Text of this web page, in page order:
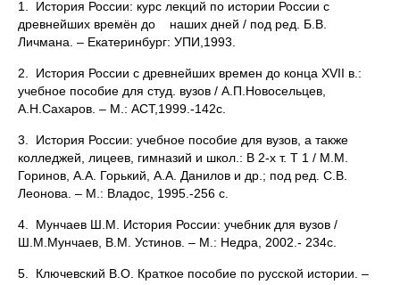
1. История России: курс лекций по истории России с
древнейших времён до наших дней / под ред. Б.В.
Личмана. – Екатеринбург: УПИ,1993.
2. История России с древнейших времен до конца XVII в.:
учебное пособие для студ. вузов / А.П.Новосельцев,
А.Н.Сахаров. – М.: АСТ,1999.-142с.
3. История России: учебное пособие для вузов, а также
колледжей, лицеев, гимназий и школ.: В 2-х т. Т 1 / М.М.
Горинов, А.А. Горький, А.А. Данилов и др.; под ред. С.В.
Леонова. – М.: Владос, 1995.-256 с.
4. Мунчаев Ш.М. История России: учебник для вузов /
Ш.М.Мунчаев, В.М. Устинов. – М.: Недра, 2002.- 234с.
5. Ключевский В.О. Краткое пособие по русской истории. –